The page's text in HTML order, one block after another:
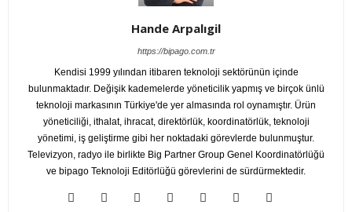
Hande Arpalıgil
https://bipago.com.tr
Kendisi 1999 yılından itibaren teknoloji sektörünün içinde
bulunmaktadır. Değişik kademelerde yöneticilik yapmış ve birçok ünlü
teknoloji markasının Türkiye'de yer almasında rol oynamıştır. Ürün
yöneticiliği, ithalat, ihracat, direktörlük, koordinatörlük, teknoloji
yönetimi, iş geliştirme gibi her noktadaki görevlerde bulunmuştur.
Televizyon, radyo ile birlikte Big Partner Group Genel Koordinatörlüğü
ve bipago Teknoloji Editörlüğü görevlerini de sürdürmektedir.